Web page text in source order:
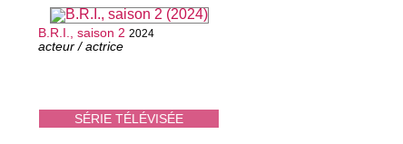
SÉRIE TÉLÉVISÉE
B.R.I., saison 2 2024
acteur / actrice